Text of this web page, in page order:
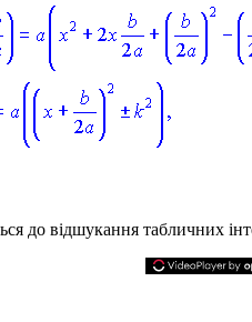
до відшукання табличних